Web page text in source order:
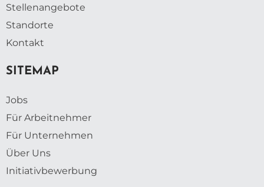
Stellenangebote
Standorte
Kontakt
SITEMAP
Jobs
Für Arbeitnehmer
Für Unternehmen
Über Uns
Initiativbewerbung